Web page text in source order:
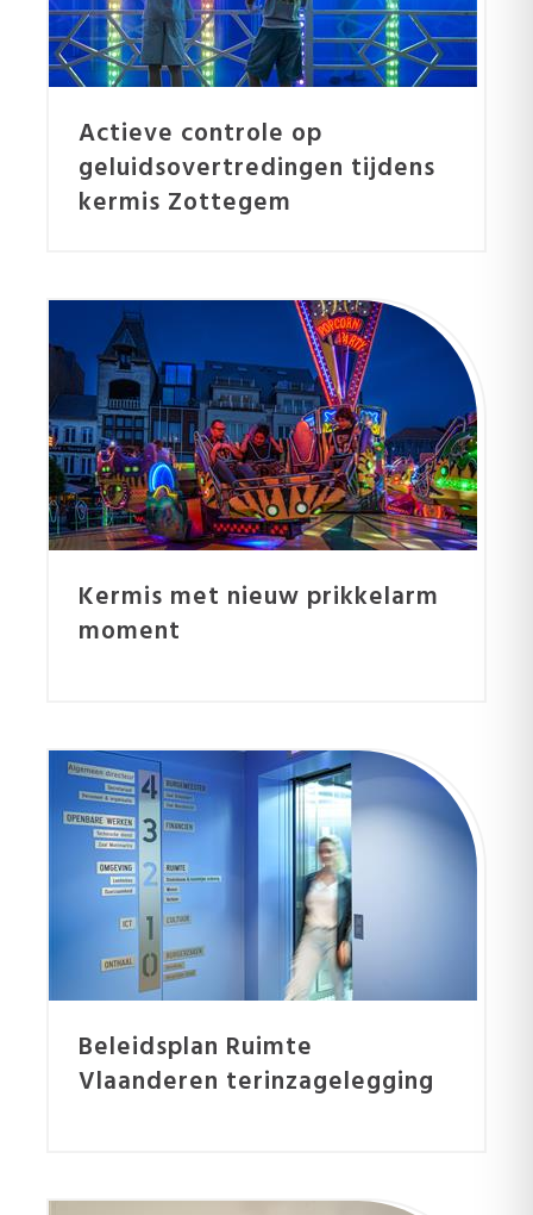
Actieve controle op
geluidsovertredingen tijdens
kermis Zottegem
Kermis met nieuw prikkelarm
moment
Beleidsplan Ruimte
Vlaanderen terinzagelegging